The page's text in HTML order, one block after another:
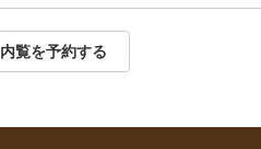
内覧を予約する